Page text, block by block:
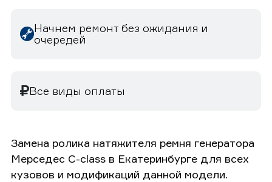
Начнем ремонт без ожидания и
очередей
Все виды оплаты
Замена ролика натяжителя ремня генератора
Мерседес C-class в Екатеринбурге для всех
кузовов и модификаций данной модели.